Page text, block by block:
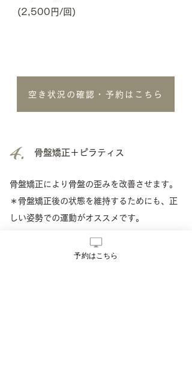
(2,500円/回)
空き状況の確認・予約はこちら
骨盤矯正＋ピラティス
骨盤矯正​により骨盤の歪みを改善させます。
＊骨盤矯正後の状態を維持するためにも、正
しい姿勢での運動がオススメです。
予約はこちら